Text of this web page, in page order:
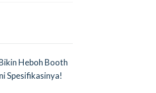
Heboh Booth
Spesifikasinya!